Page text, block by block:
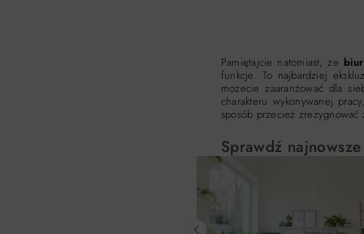
Pamiętajcie natomiast, że
funkcje. To najbardziej
możecie zaaranżować dla
charakteru wykonywanej
sposób przecież
Sprawdź